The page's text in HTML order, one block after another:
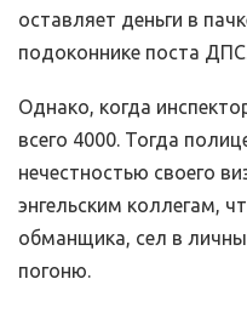
оставляет деньги в
подоконнике поста
Однако, когда
всего 4000. Тогда
нечестностью своего
энгельским коллегам,
обманщика, сел в
погоню.